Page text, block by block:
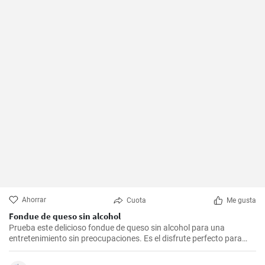
Ahorrar Cuota Me gusta
Fondue de queso sin alcohol
Prueba este delicioso fondue de queso sin alcohol para una
entretenimiento sin preocupaciones. Es el disfrute perfecto para
una noche acogedora con amigos y familiares. Sírvelo con tus